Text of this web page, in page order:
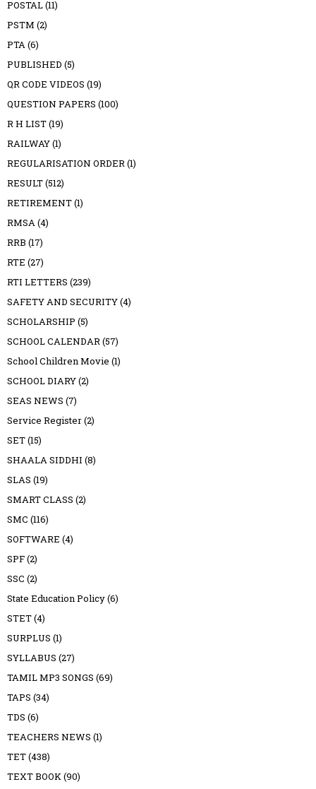
POSTAL(11)
PSTM (2)
PTA(6)
PUBLISHED (5)
QR CODE VIDEOS (19)
QUESTION PAPERS (100)
R H LIST(19)
RAILWAY(1)
REGULARISATION ORDER(1)
RESULT(512)
RETIREMENT(1)
RMSA(4)
RRB (17)
RTE (27)
RTI LETTERS (239)
SAFETY AND SECURITY(4)
SCHOLARSHIP (5)
SCHOOL CALENDAR(57)
School Children Movie (1)
SCHOOL DIARY(2)
SEAS NEWS (7)
Service Register(2)
SET(15)
SHAALA SIDDHI (8)
SLAS (19)
SMART CLASS (2)
SMC (116)
SOFTWARE (4)
SPF(2)
SSC (2)
State Education Policy(6)
STET(4)
SURPLUS (1)
SYLLABUS (27)
TAMIL MP3 SONGS (69)
TAPS (34)
TDS (6)
TEACHERS NEWS (1)
TET(438)
TEXT BOOK(90)